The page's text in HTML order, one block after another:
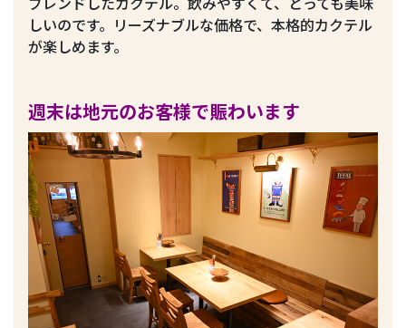
しいのです。リーズナブルな価格で、本格的カクテル
が楽しめます。
週末は地元のお客様で賑わいます